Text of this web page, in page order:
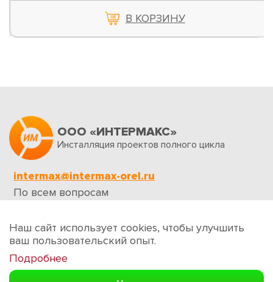
В КОРЗИНУ
ООО «ИНТЕРМАКС»
Инсталляция проектов полного цикла
intermax@intermax-orel.ru
По всем вопросам
Обратная связь
Наш сайт использует cookies, чтобы улучшить
ваш пользовательский опыт.
Подробнее